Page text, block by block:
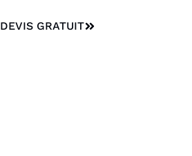
DEVIS GRATUIT